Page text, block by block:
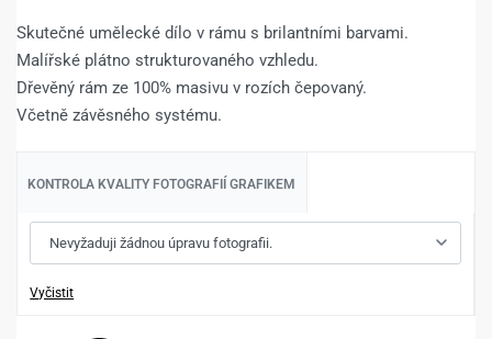
Skutečné umělecké dílo v rámu s brilantními barvami.
Malířské plátno strukturovaného vzhledu.
Dřevěný rám ze 100% masivu v rozích čepovaný.
Včetně závěsného systému.
KONTROLA KVALITY FOTOGRAFIÍ GRAFIKEM
Vyčistit